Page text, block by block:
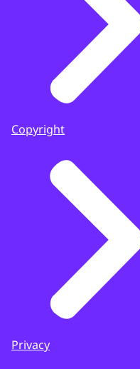
Copyright
Privacy